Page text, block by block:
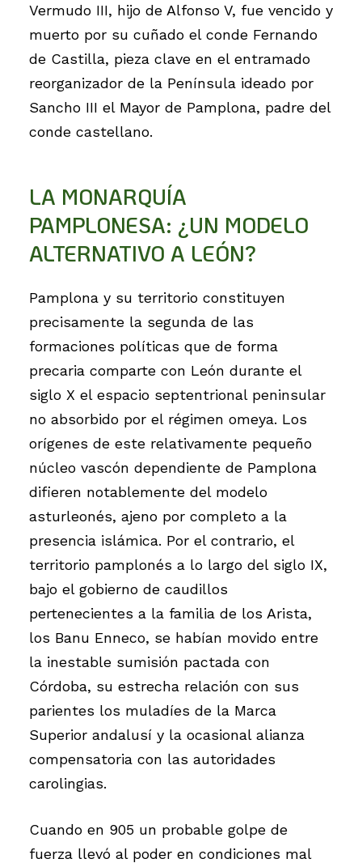
Vermudo III, hijo de Alfonso V, fue vencido y
muerto por su cuñado el conde Fernando
de Castilla, pieza clave en el entramado
reorganizador de la Península ideado por
Sancho III el Mayor de Pamplona, padre del
conde castellano.
LA MONARQUÍA
PAMPLONESA: ¿UN MODELO
ALTERNATIVO A LEÓN?
Pamplona y su territorio constituyen
precisamente la segunda de las
formaciones políticas que de forma
precaria comparte con León durante el
siglo X el espacio septentrional peninsular
no absorbido por el régimen omeya. Los
orígenes de este relativamente pequeño
núcleo vascón dependiente de Pamplona
difieren notablemente del modelo
asturleonés, ajeno por completo a la
presencia islámica. Por el contrario, el
territorio pamplonés a lo largo del siglo IX,
bajo el gobierno de caudillos
pertenecientes a la familia de los Arista,
los Banu Enneco, se habían movido entre
la inestable sumisión pactada con
Córdoba, su estrecha relación con sus
parientes los muladíes de la Marca
Superior andalusí y la ocasional alianza
compensatoria con las autoridades
carolingias.
Cuando en 905 un probable golpe de
fuerza llevó al poder en condiciones mal